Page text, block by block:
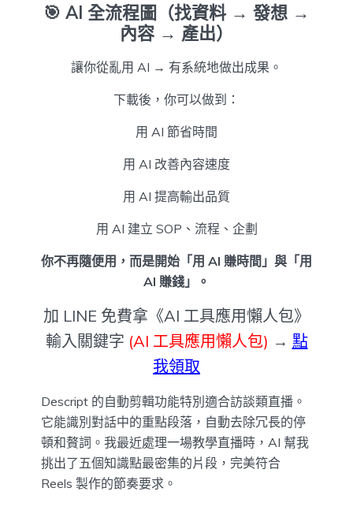
🎯 AI 全流程圖（找資料 → 發想 →
內容 → 產出）
讓你從亂用 AI → 有系統地做出成果。
下載後，你可以做到：
用 AI 節省時間
用 AI 改善內容速度
用 AI 提高輸出品質
用 AI 建立 SOP、流程、企劃
你不再隨便用，而是開始「用 AI 賺時間」與「用
AI 賺錢」。
加 LINE 免費拿《AI 工具應用懶人包》
輸入關鍵字 (AI 工具應用懶人包) → 點
我領取
Descript 的自動剪輯功能特別適合訪談類直播。
它能識別對話中的重點段落，自動去除冗長的停
頓和贅詞。我最近處理一場教學直播時，AI 幫我
挑出了五個知識點最密集的片段，完美符合
Reels 製作的節奏要求。